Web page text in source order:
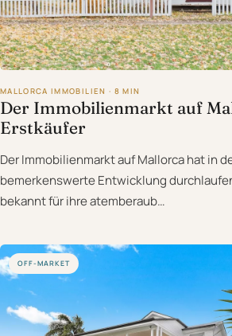
MALLORCA IMMOBILIEN · 8 MIN
Der Immobilienmarkt auf
Erstkäufer
Der Immobilienmarkt auf Mallorca hat in
bemerkenswerte Entwicklung
bekannt für ihre atemberaub…
OFF-MARKET